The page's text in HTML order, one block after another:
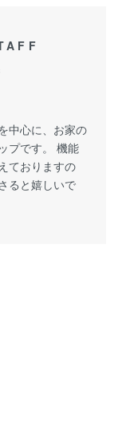
中心に、お家の
プです。 機能
ておりますの
ると嬉しいで